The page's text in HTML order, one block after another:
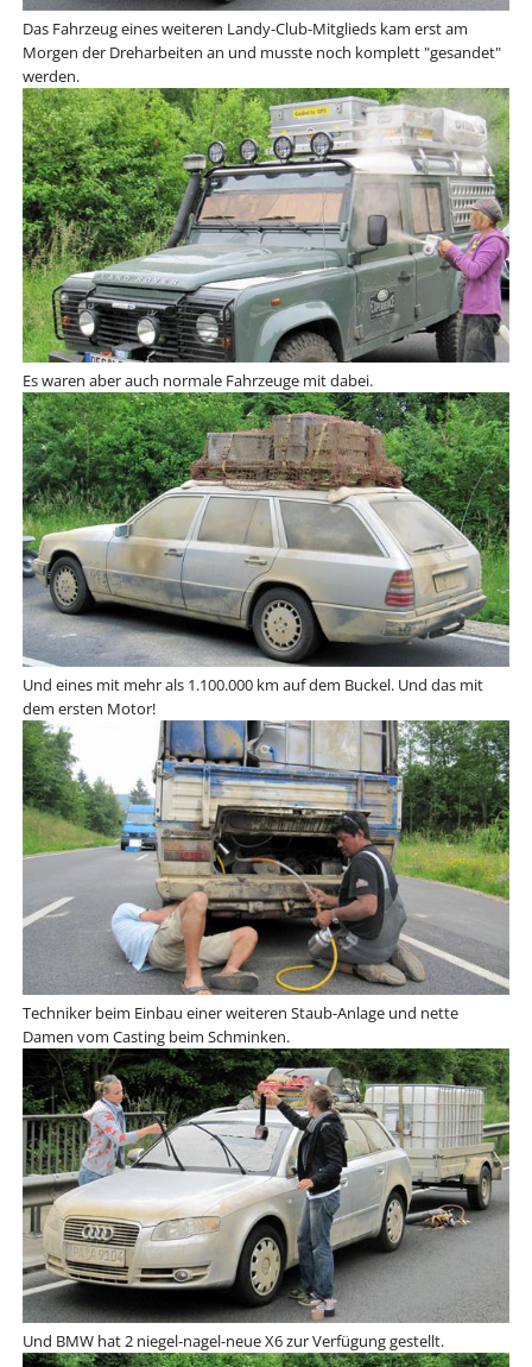
Das Fahrzeug eines weiteren Landy-Club-Mitglieds kam erst am
Morgen der Dreharbeiten an und musste noch komplett "gesandet"
werden.
Es waren aber auch normale Fahrzeuge mit dabei.
Und eines mit mehr als 1.100.000 km auf dem Buckel. Und das mit
dem ersten Motor!
Techniker beim Einbau einer weiteren Staub-Anlage und nette
Damen vom Casting beim Schminken.
Und BMW hat 2 niegel-nagel-neue X6 zur Verfügung gestellt.